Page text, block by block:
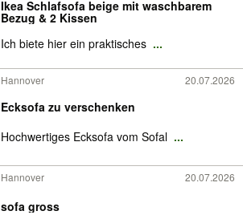
Ikea Schlafsofa beige mit waschbarem
Bezug & 2 Kissen
Ich biete hier ein praktisches ...
Hannover 20.07.2026
Ecksofa zu verschenken
Hochwertiges Ecksofa vom Sofal ...
Hannover 20.07.2026
sofa gross